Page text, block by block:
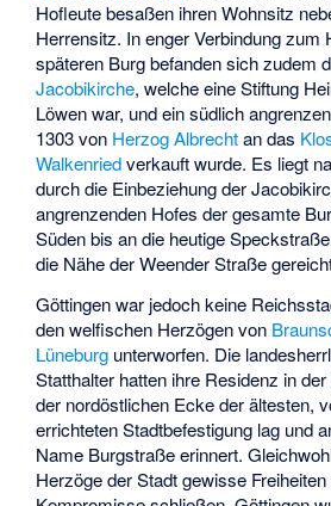
Hofleute besaßen ihren Wohnsitz
Herrensitz. In enger Verbindung zum
späteren Burg befanden sich zudem
Jacobikirche, welche eine Stiftung
Löwen war, und ein südlich
1303 von Herzog Albrechtan das
Walkenriedverkauft wurde. Es liegt
durch die Einbeziehung der
angrenzenden Hofes der gesamte
Süden bis an die heutige
die Nähe der Weender Straße
Göttingen war jedoch keine
den welfischen Herzögen von
Lüneburg unterworfen. Die
Statthalter hatten ihre Residenz in
der nordöstlichen Ecke der ältesten,
errichteten Stadtbefestigung lag und
Name Burgstraße erinnert.
Herzöge der Stadt gewisse